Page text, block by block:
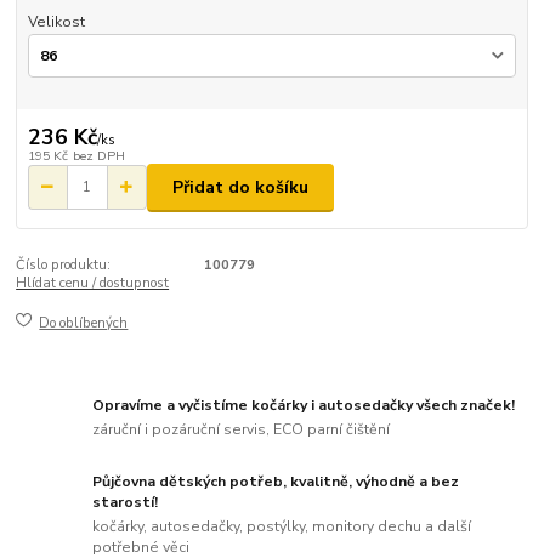
Velikost
236 Kč/ks
195 Kč bez DPH
Přidat do košíku
Číslo produktu:
100779
Hlídat cenu / dostupnost
Do oblíbených
Opravíme a vyčistíme kočárky i autosedačky všech značek!
záruční i pozáruční servis, ECO parní čištění
Půjčovna dětských potřeb, kvalitně, výhodně a bez
starostí!
kočárky, autosedačky, postýlky, monitory dechu a další
potřebné věci